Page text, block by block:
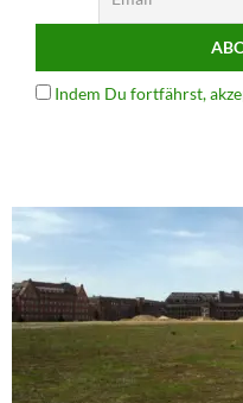
Indem Du fortfährst,